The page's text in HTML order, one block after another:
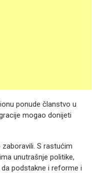
ponude članstvo u
mogao donijeti
S rastućim
unutrašnje politike,
podstakne i reforme i